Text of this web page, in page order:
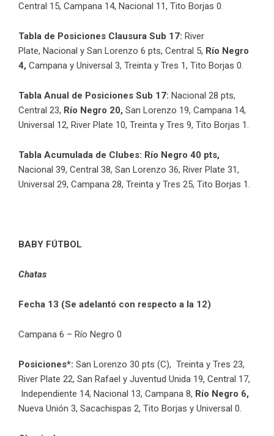
Central 15, Campana 14, Nacional 11, Tito Borjas 0.
Tabla de Posiciones Clausura Sub 17: River
Plate, Nacional y San Lorenzo 6 pts, Central 5, Río Negro
4, Campana y Universal 3, Treinta y Tres 1, Tito Borjas 0.
Tabla Anual de Posiciones Sub 17: Nacional 28 pts,
Central 23, Río Negro 20, San Lorenzo 19, Campana 14,
Universal 12, River Plate 10, Treinta y Tres 9, Tito Borjas 1.
Tabla Acumulada de Clubes: Río Negro 40 pts,
Nacional 39, Central 38, San Lorenzo 36, River Plate 31,
Universal 29, Campana 28, Treinta y Tres 25, Tito Borjas 1.
BABY FÚTBOL
Chatas
Fecha 13 (Se adelantó con respecto a la 12)
Campana 6 – Río Negro 0
Posiciones*: San Lorenzo 30 pts (C), Treinta y Tres 23,
River Plate 22, San Rafael y Juventud Unida 19, Central 17,
Independiente 14, Nacional 13, Campana 8, Río Negro 6,
Nueva Unión 3, Sacachispas 2, Tito Borjas y Universal 0.